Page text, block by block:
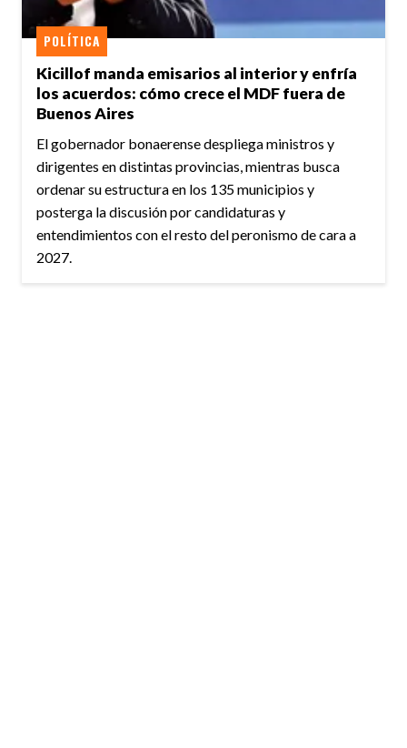
Kicillof manda emisarios al interior y enfría
los acuerdos: cómo crece el MDF fuera de
Buenos Aires
POLÍTICA
El gobernador bonaerense despliega ministros y
dirigentes en distintas provincias, mientras busca
ordenar su estructura en los 135 municipios y
posterga la discusión por candidaturas y
entendimientos con el resto del peronismo de cara a
2027.